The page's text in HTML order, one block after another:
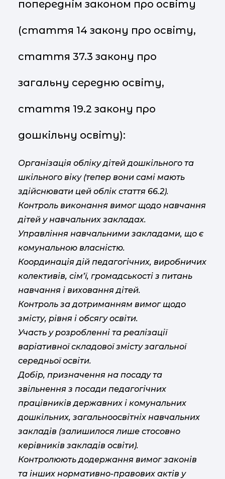
попереднім законом про освіту
(стаття 14 закону про освіту,
стаття 37.3 закону про
загальну середню освіту,
стаття 19.2 закону про
дошкільну освіту):
Організація обліку дітей дошкільного та
шкільного віку (тепер вони самі мають
здійснювати цей облік стаття 66.2).
Контроль виконання вимог щодо навчання
дітей у навчальних закладах.
Управління навчальними закладами, що є
комунальною власністю.
Координація дій педагогічних, виробничих
колективів, сім’ї, громадськості з питань
навчання і виховання дітей.
Контроль за дотриманням вимог щодо
змісту, рівня і обсягу освіти.
Участь у розробленні та реалізації
варіативної складової змісту загальної
середньої освіти.
Добір, призначення на посаду та
звільнення з посади педагогічних
працівників державних і комунальних
дошкільних, загальноосвітніх навчальних
закладів (залишилося лише стосовно
керівників закладів освіти).
Контролюють додержання вимог законів
та інших нормативно-правових актів у